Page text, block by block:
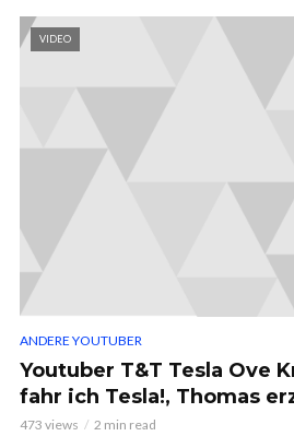
VIDEO
ANDERE YOUTUBER
Youtuber T&T Tesla Ove
fahr ich Tesla!, Thomas
473 views 2 min read